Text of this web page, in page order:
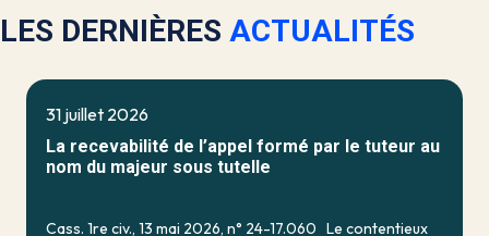
LES DERNIÈRES ACTUALITÉS
31 juillet 2026
La recevabilité de l’appel formé par le tuteur au
nom du majeur sous tutelle
Cass. 1re civ., 13 mai 2026, n° 24-17.060 Le contentieux